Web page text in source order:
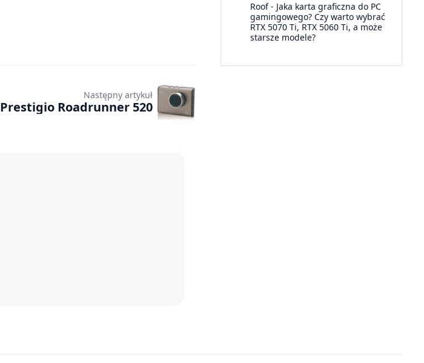
Roof- Jaka karta graficzna do PC
gamingowego? Czy warto wybrać
RTX 5070 Ti, RTX 5060 Ti, a może
starsze modele?
Następny artykuł
Prestigio Roadrunner 520